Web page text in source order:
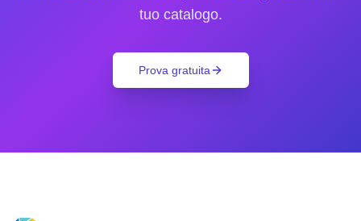
tuo catalogo.
Prova gratuita